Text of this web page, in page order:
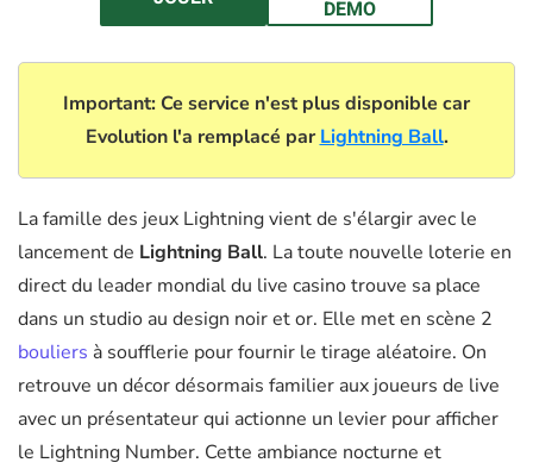
DEMO
Important: Ce service n'est plus disponible car
Evolution l'a remplacé par Lightning Ball.
La famille des jeux Lightning vient de s'élargir avec le
lancement de Lightning Ball. La toute nouvelle loterie en
direct du leader mondial du live casino trouve sa place
dans un studio au design noir et or. Elle met en scène 2
bouliers à soufflerie pour fournir le tirage aléatoire. On
retrouve un décor désormais familier aux joueurs de live
avec un présentateur qui actionne un levier pour afficher
le Lightning Number. Cette ambiance nocturne et